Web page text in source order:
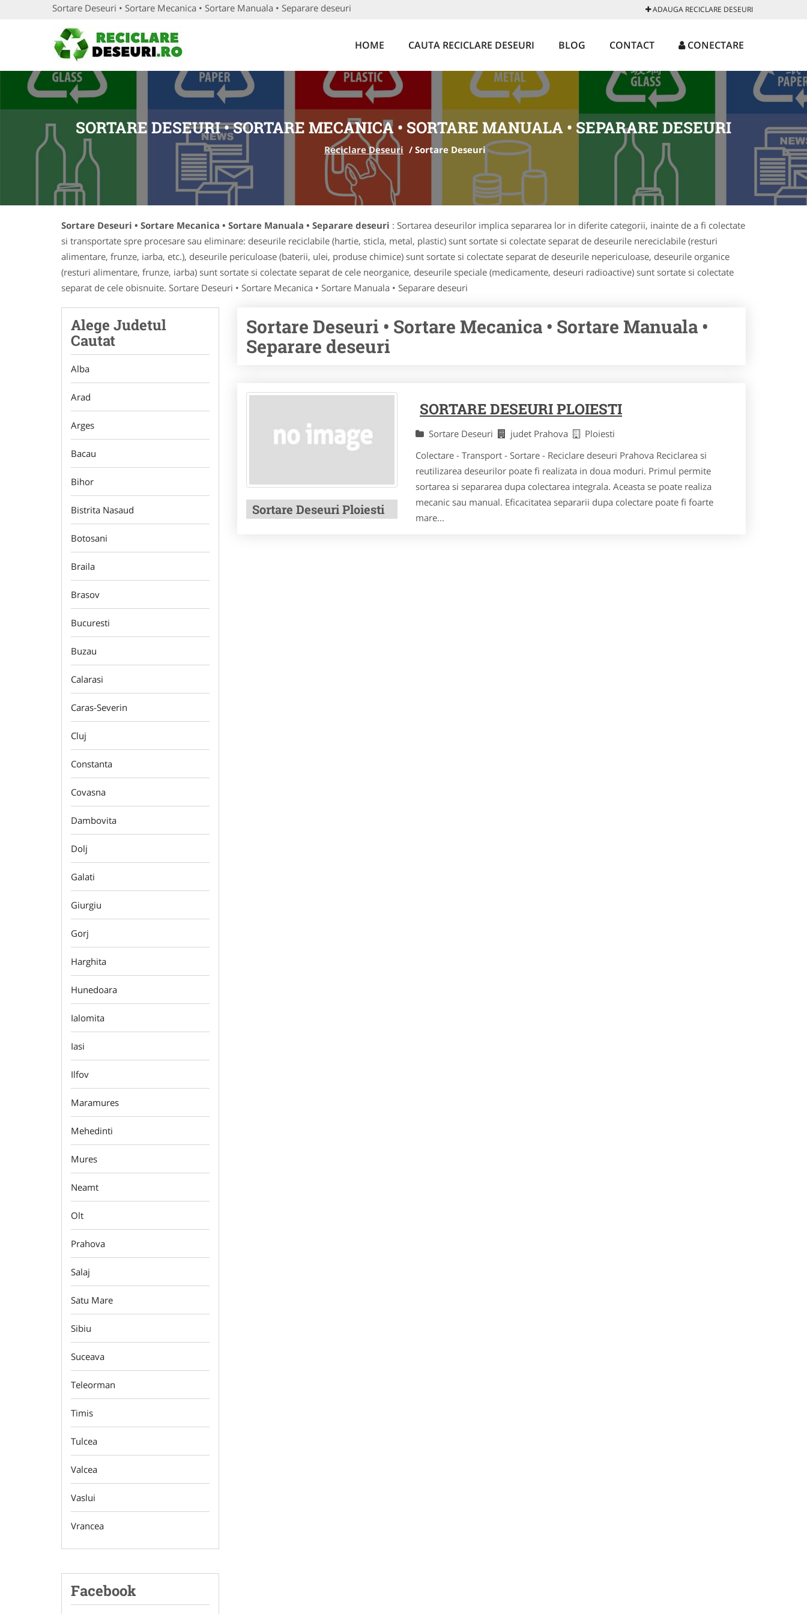
Sortare Deseuri • Sortare Mecanica • Sortare Manuala • Separare deseuri ADAUGA RECICLARE DESEURI
HOME CAUTA RECICLARE DESEURI BLOG CONTACT CONECTARE
SORTARE DESEURI • SORTARE MECANICA • SORTARE MANUALA • SEPARARE DESEURI
Reciclare Deseuri / Sortare Deseuri
Sortare Deseuri • Sortare Mecanica • Sortare Manuala • Separare deseuri : Sortarea deseurilor implica separarea lor in diferite categorii, inainte de a fi colectate
si transportate spre procesare sau eliminare: deseurile reciclabile (hartie, sticla, metal, plastic) sunt sortate si colectate separat de deseurile nereciclabile (resturi
alimentare, frunze, iarba, etc.), deseurile periculoase (baterii, ulei, produse chimice) sunt sortate si colectate separat de deseurile nepericuloase, deseurile organice
(resturi alimentare, frunze, iarba) sunt sortate si colectate separat de cele neorganice, deseurile speciale (medicamente, deseuri radioactive) sunt sortate si colectate
separat de cele obisnuite. Sortare Deseuri • Sortare Mecanica • Sortare Manuala • Separare deseuri
Alege Judetul
Cautat
Alba
Arad
Arges
Bacau
Bihor
Bistrita Nasaud
Botosani
Braila
Brasov
Bucuresti
Buzau
Calarasi
Caras-Severin
Cluj
Constanta
Covasna
Dambovita
Dolj
Galati
Giurgiu
Gorj
Harghita
Hunedoara
Ialomita
Iasi
Ilfov
Maramures
Mehedinti
Mures
Neamt
Olt
Prahova
Salaj
Satu Mare
Sibiu
Suceava
Teleorman
Timis
Tulcea
Valcea
Vaslui
Vrancea
Facebook
Sortare Deseuri • Sortare Mecanica • Sortare Manuala •
Separare deseuri
Sortare Deseuri Ploiesti
SORTARE DESEURI PLOIESTI
Sortare Deseuri judet Prahova
Ploiesti
Colectare - Transport - Sortare - Reciclare deseuri Prahova Reciclarea si
reutilizarea deseurilor poate fi realizata in doua moduri. Primul permite
sortarea si separarea dupa colectarea integrala. Aceasta se poate realiza
mecanic sau manual. Eficacitatea separarii dupa colectare poate fi foarte
mare...